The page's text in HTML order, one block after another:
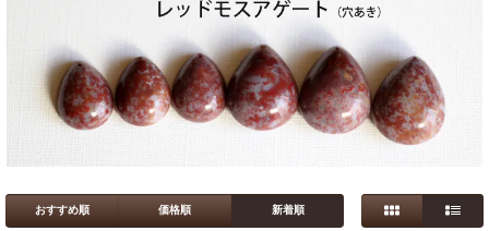
おすすめ順 価格順 新着順